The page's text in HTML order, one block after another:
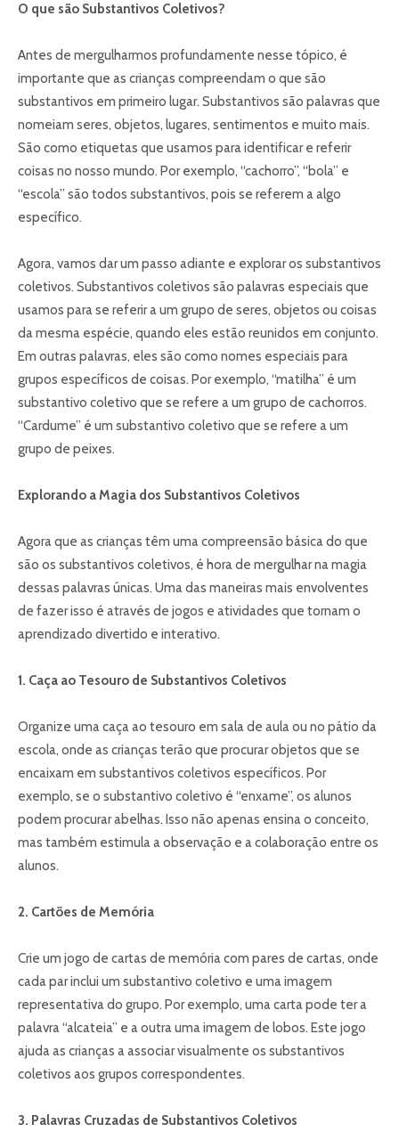
O que são Substantivos Coletivos?
Antes de mergulharmos profundamente nesse tópico, é
importante que as crianças compreendam o que são
substantivos em primeiro lugar. Substantivos são palavras que
nomeiam seres, objetos, lugares, sentimentos e muito mais.
São como etiquetas que usamos para identificar e referir
coisas no nosso mundo. Por exemplo, “cachorro”, “bola” e
“escola” são todos substantivos, pois se referem a algo
específico.
Agora, vamos dar um passo adiante e explorar os substantivos
coletivos. Substantivos coletivos são palavras especiais que
usamos para se referir a um grupo de seres, objetos ou coisas
da mesma espécie, quando eles estão reunidos em conjunto.
Em outras palavras, eles são como nomes especiais para
grupos específicos de coisas. Por exemplo, “matilha” é um
substantivo coletivo que se refere a um grupo de cachorros.
“Cardume” é um substantivo coletivo que se refere a um
grupo de peixes.
Explorando a Magia dos Substantivos Coletivos
Agora que as crianças têm uma compreensão básica do que
são os substantivos coletivos, é hora de mergulhar na magia
dessas palavras únicas. Uma das maneiras mais envolventes
de fazer isso é através de jogos e atividades que tornam o
aprendizado divertido e interativo.
1. Caça ao Tesouro de Substantivos Coletivos
Organize uma caça ao tesouro em sala de aula ou no pátio da
escola, onde as crianças terão que procurar objetos que se
encaixam em substantivos coletivos específicos. Por
exemplo, se o substantivo coletivo é “enxame”, os alunos
podem procurar abelhas. Isso não apenas ensina o conceito,
mas também estimula a observação e a colaboração entre os
alunos.
2. Cartões de Memória
Crie um jogo de cartas de memória com pares de cartas, onde
cada par inclui um substantivo coletivo e uma imagem
representativa do grupo. Por exemplo, uma carta pode ter a
palavra “alcateia” e a outra uma imagem de lobos. Este jogo
ajuda as crianças a associar visualmente os substantivos
coletivos aos grupos correspondentes.
3. Palavras Cruzadas de Substantivos Coletivos